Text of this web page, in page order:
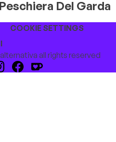
Del Garda
COOKIE SETTINGS
all rights reserved